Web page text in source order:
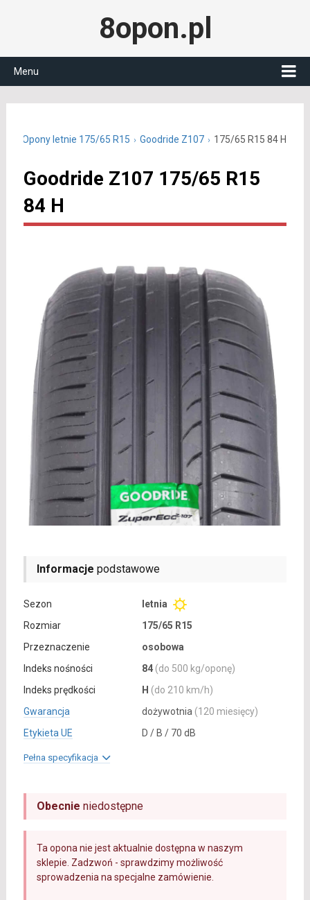
8opon.pl
Menu
Opony letnie 175/65 R15 Goodride Z107 175/65 R15 84 H
Goodride Z107 175/65 R15
84 H
Informacje podstawowe
Sezon
letnia
Rozmiar
175/65 R15
Przeznaczenie
osobowa
Indeks nośności
84 (do 500 kg/oponę)
Indeks prędkości
H (do 210 km/h)
Gwarancja
dożywotnia (120 miesięcy)
Etykieta UE
D / B / 70 dB
Pełna specyfikacja
Obecnie niedostępne
Ta opona nie jest aktualnie dostępna w naszym
sklepie. Zadzwoń - sprawdzimy możliwość
sprowadzenia na specjalne zamówienie.